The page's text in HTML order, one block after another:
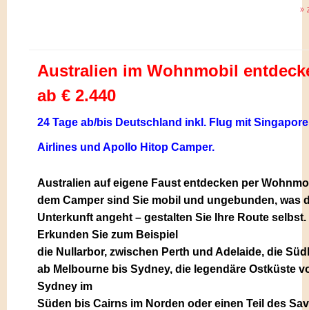
»
Australien im Wohnmobil
ab € 2.440
24 Tageab/bis Deutschland inkl. Flug mit Singapore
Airlines und Apollo Hitop Camper.
Australien auf eigene Faust entdecken per
dem Camper sind Sie mobil und ungebunden, was
Unterkunft angeht – gestalten Sie Ihre Route selbst.
Erkunden Sie zum Beispiel
die Nullarbor, zwischen Perth und Adelaide, die
ab Melbourne bis Sydney, die legendäre Ostküste
Sydney im
Süden bis Cairns im Norden oder einen Teil des